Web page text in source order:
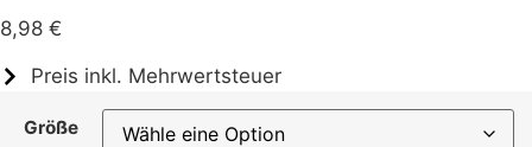
8,98 €
Preis inkl. Mehrwertsteuer
Größe